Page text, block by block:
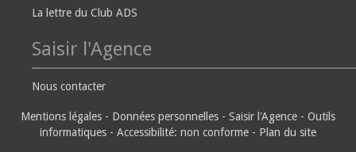
La lettre du Club ADS
Saisir l'Agence
Nous contacter
Mentions légales - Données personnelles - Saisir l'Agence - Outils
informatiques - Accessibilité: non conforme - Plan du site